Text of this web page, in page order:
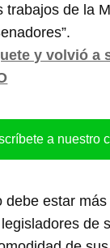
trabajos de la
y volvió a
a nuestro
debe estar
de